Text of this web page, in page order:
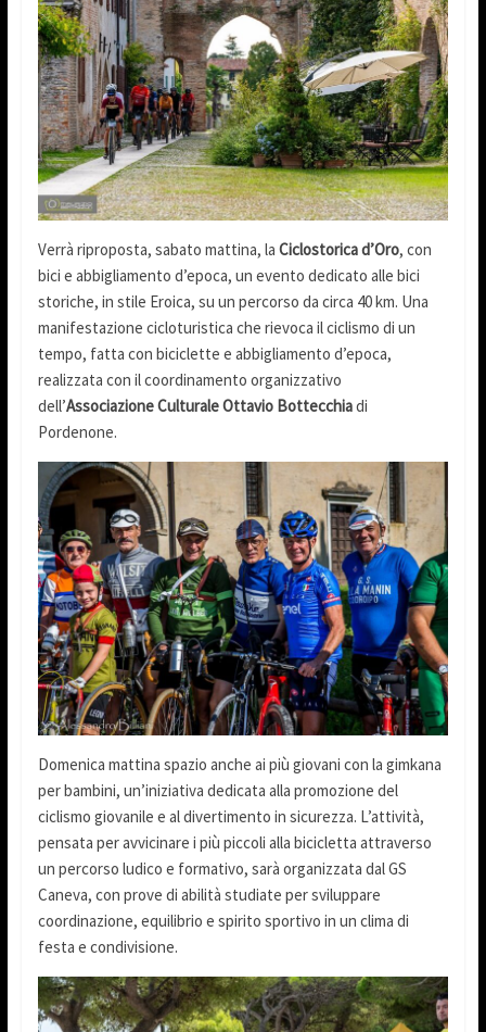
Verrà riproposta, sabato mattina, la Ciclostorica d’Oro, con
bici e abbigliamento d’epoca, un evento dedicato alle bici
storiche, in stile Eroica, su un percorso da circa 40 km. Una
manifestazione cicloturistica che rievoca il ciclismo di un
tempo, fatta con biciclette e abbigliamento d’epoca,
realizzata con il coordinamento organizzativo
dell’Associazione Culturale Ottavio Bottecchiadi
Pordenone.
Domenica mattina spazio anche ai più giovani con la gimkana
per bambini, un’iniziativa dedicata alla promozione del
ciclismo giovanile e al divertimento in sicurezza. L’attività,
pensata per avvicinare i più piccoli alla bicicletta attraverso
un percorso ludico e formativo, sarà organizzata dal GS
Caneva, con prove di abilità studiate per sviluppare
coordinazione, equilibrio e spirito sportivo in un clima di
festa e condivisione.